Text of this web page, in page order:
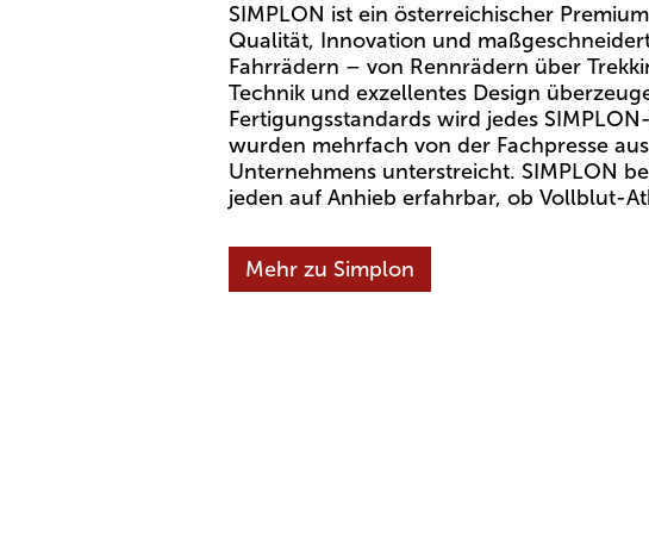
SIMPLON ist ein österreichischer
Qualität, Innovation und
Fahrrädern – von Rennrädern über
Technik und exzellentes Design
Fertigungsstandards wird jedes
wurden mehrfach von der Fachpresse
Unternehmens unterstreicht. SIMPLON
jeden auf Anhieb erfahrbar, ob Vollblut-
Mehr zu Simplon